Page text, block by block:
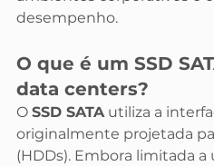
desempenho.
O que é um SSD
data centers?
O SSD SATA utiliza a
originalmente projetada
(HDDs). Embora limitada a